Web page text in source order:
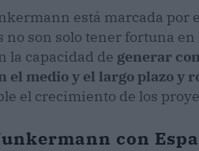
está marcada por
son solo tener fortuna
la capacidad de generar
medio y el largo plazo y
el crecimiento de los
con